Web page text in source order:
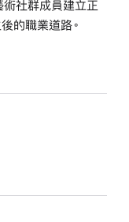
社群成員建立正
的職業道路。